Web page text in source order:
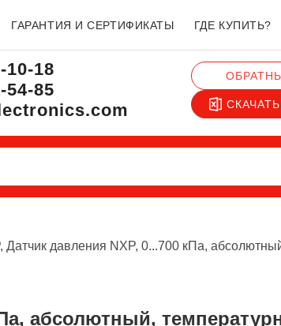
ГАРАНТИЯ И СЕРТИФИКАТЫ ГДЕ КУПИТЬ?
10-18
54-85
Датчик давления NXP, 0...700 кПа,